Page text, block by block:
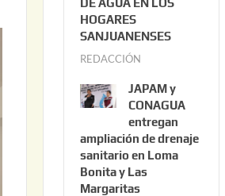
0
HOGARES
SANJUANENSES
REDACCIÓN
l
i
o
2
2
JAPAM y
CONAGUA
entregan
ampliación de drenaje
sanitario en Loma
Bonita y Las
Margaritas